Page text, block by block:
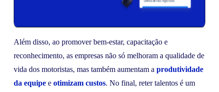
Além disso, ao promover bem-estar, capacitação e
reconhecimento, as empresas não só melhoram a qualidade de
vida dos motoristas, mas também aumentam a produtividade
da equipe e otimizam custos. No final, reter talentos é um